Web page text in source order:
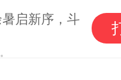
启新序，斗